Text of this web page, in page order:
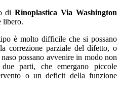
diRinoplastica Via Washington
libero.
è molto difficile che si possano
correzione parziale del difetto, o
possano avvenire in modo non
parti, che emergano piccole
o un deficit della funzione